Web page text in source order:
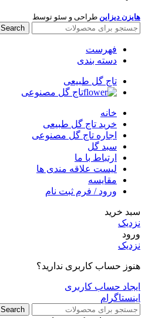
هایزن دیزاین طراحی و سئو توسط
Search
فهرست
دسته بندی
تاج گل طبیعی
تاج گل مصنوعی
خانه
خرید تاج گل طبیعی
اجاره تاج گل مصنوعی
سبد گل
ارتباط با ما
لیست علاقه مندی ها
مقایسه
ورود / فرم ثبت نام
سبد خرید
نزدیک
ورود
نزدیک
هنوز حساب کاربری ندارید؟
ایجاد حساب کاربری
اینستاگرام
Search